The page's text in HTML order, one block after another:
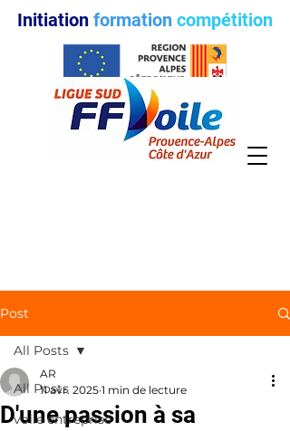
Initiation formation compétition
Post
All Posts
voile entreprise
All Posts
D'une passion à sa
AR
11 avr. 2025 1 min de lecture